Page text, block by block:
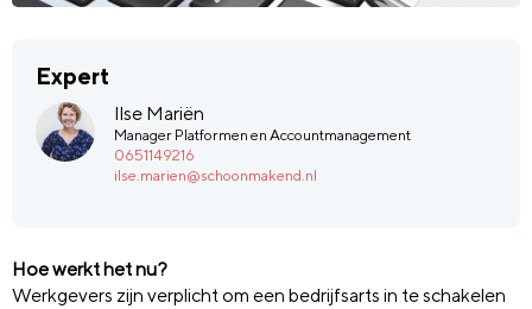
Expert
Ilse Mariën
Manager Platformen en Accountmanagement
0651149216
ilse.marien@schoonmakend.nl
Hoe werkt het nu?
Werkgevers zijn verplicht om een bedrijfsarts in te schakelen